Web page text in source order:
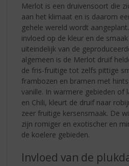
Merlot is een druivensoort die
aan het klimaat en is daarom
gehele wereld wordt
invloed op de kleur en de
uiteindelijk van de
algemeen is de Merlot druif
de fris-fruitige tot zelfs pittige
frambozen en bramen met
vanille. In warmere gebieden of
en Chili, kleurt de druif naar
zeer fruitige kersensmaak. De
zijn romiger en exotischer en
de koelere gebieden.
Invloed van de